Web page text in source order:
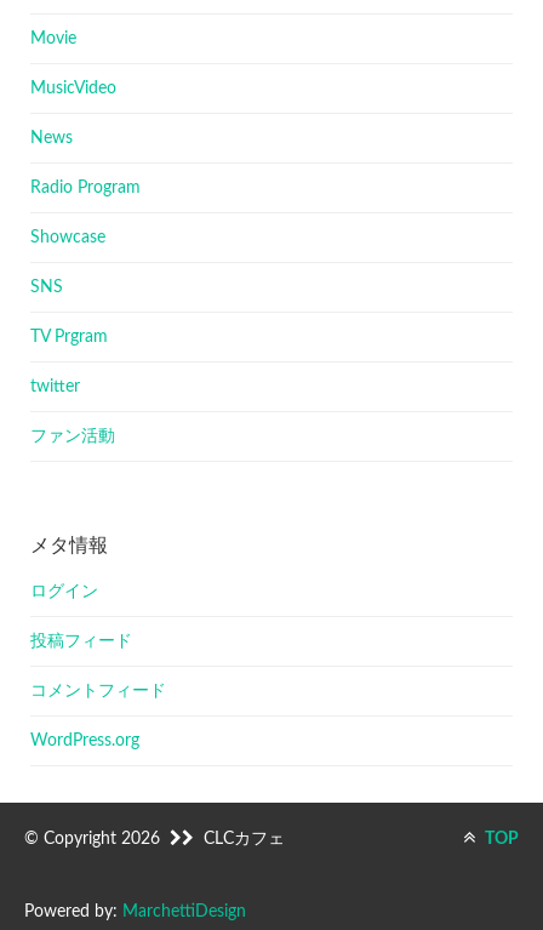
Movie
MusicVideo
News
Radio Program
Showcase
SNS
TV Prgram
twitter
ファン活動
メタ情報
ログイン
投稿フィード
コメントフィード
WordPress.org
© Copyright 2026 CLCカフェ TOP
Powered by: MarchettiDesign